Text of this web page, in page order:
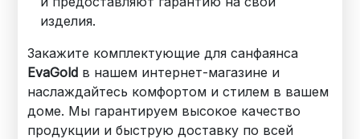
изделия.
Закажите комплектующие для санфаянса
EvaGold в нашем интернет-магазине и
наслаждайтесь комфортом и стилем в вашем
доме. Мы гарантируем высокое качество
продукции и быструю доставку по всей